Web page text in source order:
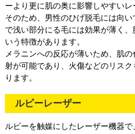
ーより更に肌の奥に影響しやすいレ
そのため、男性のひげ脱毛には向
で浅い部分にる毛には効果が薄く、
いう特徴があります。
メラニンへの反応が薄いため、肌
射が可能であり、火傷などのリス
ります。
ルビーレーザー
ルビーを触媒にしたレーザー機器で